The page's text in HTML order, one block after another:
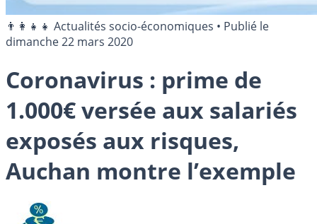
👨‍👩‍👧‍👧 Actualités socio-économiques • Publié le
dimanche 22 mars 2020
Coronavirus : prime de
1.000€ versée aux salariés
exposés aux risques,
Auchan montre l’exemple